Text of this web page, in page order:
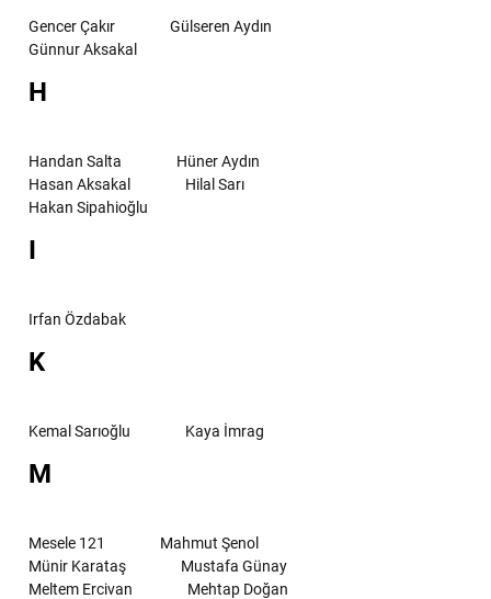
Gencer Çakır
Gülseren Aydın
Günnur Aksakal
H
Handan Salta
Hüner Aydın
Hasan Aksakal
Hilal Sarı
Hakan Sipahioğlu
I
Irfan Özdabak
K
Kemal Sarıoğlu Kaya İmrag
M
Mesele 121
Mahmut Şenol
Münir Karataş
Mustafa Günay
Meltem Ercivan
Mehtap Doğan